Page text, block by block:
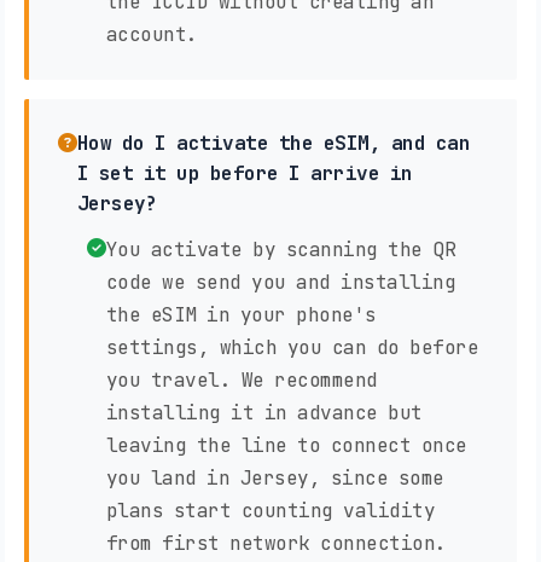
account.
How do I activate the eSIM, and can
I set it up before I arrive in
Jersey?
You activate by scanning the QR
code we send you and installing
the eSIM in your phone's
settings, which you can do before
you travel. We recommend
installing it in advance but
leaving the line to connect once
you land in Jersey, since some
plans start counting validity
from first network connection.